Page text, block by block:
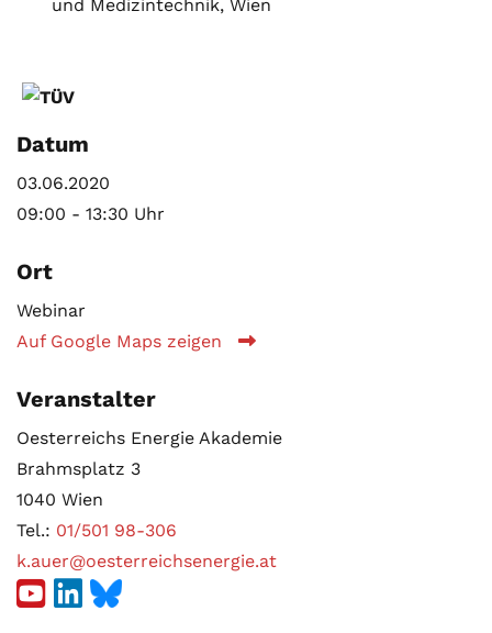
und Medizintechnik, Wien
Datum
03.06.2020
09:00 - 13:30 Uhr
Ort
Webinar
Auf Google Maps zeigen
Veranstalter
Oesterreichs Energie Akademie
Brahmsplatz 3
1040 Wien
Tel.: 01/501 98-306
k.auer@oesterreichsenergie.at